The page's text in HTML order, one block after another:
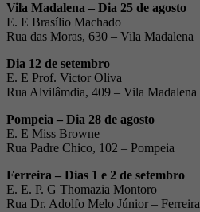
Vila Madalena – Dia 25 de agosto
E. E Brasílio Machado
Rua das Moras, 630 – Vila Madalena
Dia 12 de setembro
E. E Prof. Victor Oliva
Rua Alvilâmdia, 409 – Vila Madalena
Pompeia – Dia 28 de agosto
E. E Miss Browne
Rua Padre Chico, 102 – Pompeia
Ferreira – Dias 1 e 2 de setembro
E. E. P. G Thomazia Montoro
Rua Dr. Adolfo Melo Júnior – Ferreira